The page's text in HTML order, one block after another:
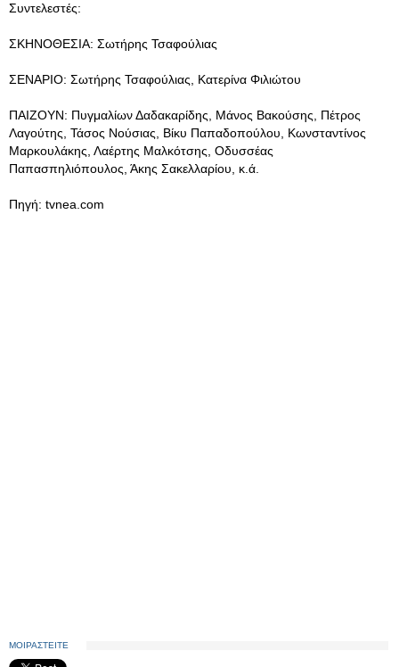
Συντελεστές:
ΣΚΗΝΟΘΕΣΙΑ: Σωτήρης Τσαφούλιας
ΣΕΝΑΡΙΟ: Σωτήρης Τσαφούλιας, Κατερίνα Φιλιώτου
ΠΑΙΖΟΥΝ: Πυγμαλίων Δαδακαρίδης, Μάνος Βακούσης, Πέτρος
Λαγούτης, Τάσος Νούσιας, Βίκυ Παπαδοπούλου, Κωνσταντίνος
Μαρκουλάκης, Λαέρτης Μαλκότσης, Οδυσσέας
Παπασπηλιόπουλος, Άκης Σακελλαρίου, κ.ά.
Πηγή: tvnea.com
ΜΟΙΡΑΣΤΕΙΤΕ